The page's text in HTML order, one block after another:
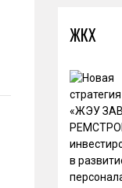
ЖКХ